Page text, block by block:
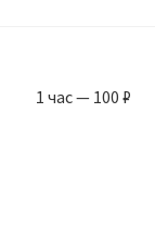
1 час — 100 ₽